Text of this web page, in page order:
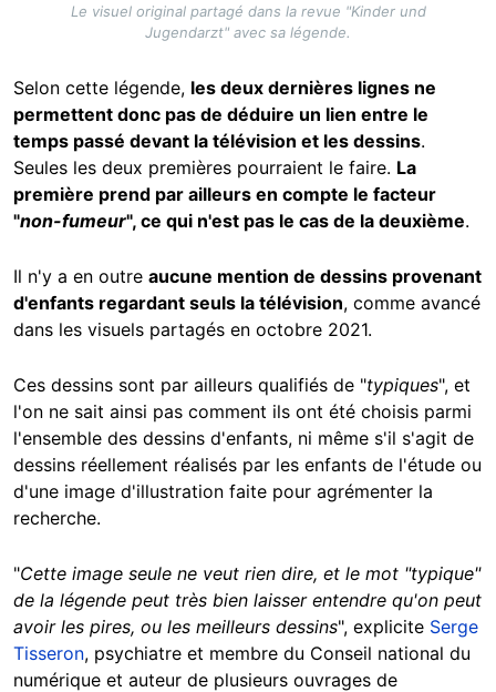
Le visuel original partagé dans la revue "Kinder und
Jugendarzt" avec sa légende.
Selon cette légende, les deux dernières lignes ne
permettent donc pas de déduire un lien entre le
temps passé devant la télévision et les dessins.
Seules les deux premières pourraient le faire. La
première prend par ailleurs en compte le facteur
"non-fumeur", ce qui n'est pas le cas de la deuxième.
Il n'y a en outre aucune mention de dessins provenant
d'enfants regardant seuls la télévision, comme avancé
dans les visuels partagés en octobre 2021.
Ces dessins sont par ailleurs qualifiés de "typiques", et
l'on ne sait ainsi pas comment ils ont été choisis parmi
l'ensemble des dessins d'enfants, ni même s'il s'agit de
dessins réellement réalisés par les enfants de l'étude ou
d'une image d'illustration faite pour agrémenter la
recherche.
"Cette image seule ne veut rien dire, et le mot "typique"
de la légende peut très bien laisser entendre qu'on peut
avoir les pires, ou les meilleurs dessins", explicite Serge
Tisseron, psychiatre et membre du Conseil national du
numérique et auteur de plusieurs ouvrages de